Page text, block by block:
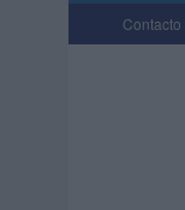
Contacto